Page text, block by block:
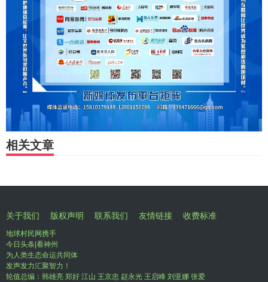
相关文章
关于我们 版权声明 联系我们 友情链接 收费标准
地球村民网携手
今日头条|看神州
为人类生态命运共同体
发声发力汇聚智力！
轮值总编：韩雄亮 郑好 江山 王京忠 赵永光 王启峰 刘亚娜 张爱